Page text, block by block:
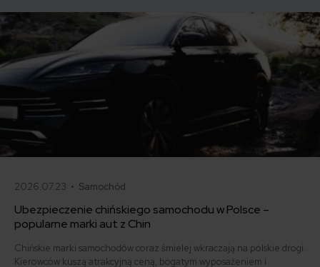
2026.07.23 • Samochód
Ubezpieczenie chińskiego samochodu w Polsce –
popularne marki aut z Chin
Chińskie marki samochodów coraz śmielej wkraczają na polskie drogi.
Kierowców kuszą atrakcyjną ceną, bogatym wyposażeniem i